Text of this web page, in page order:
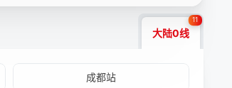
大陆0线
11
成都站